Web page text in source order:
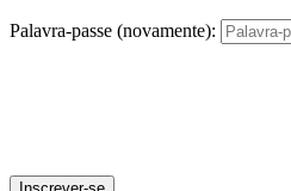
Palavra-passe (novamente):